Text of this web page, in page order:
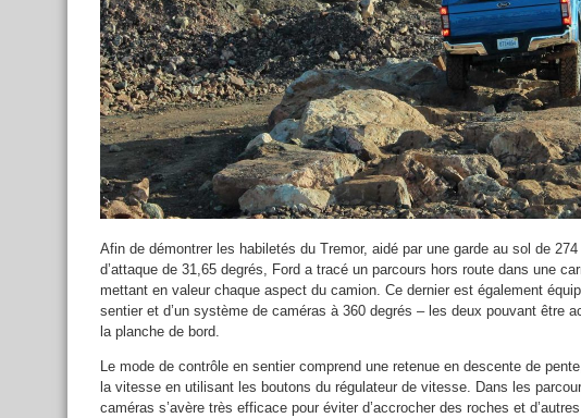
Afin de démontrer les habiletés du Tremor, aidé par une garde au sol de
d’attaque de 31,65 degrés, Ford a tracé un parcours hors route dans une
mettant en valeur chaque aspect du camion. Ce dernier est également
sentier et d’un système de caméras à 360 degrés – les deux pouvant être
la planche de bord.
Le mode de contrôle en sentier comprend une retenue en descente de
la vitesse en utilisant les boutons du régulateur de vitesse. Dans les
caméras s’avère très efficace pour éviter d’accrocher des roches et